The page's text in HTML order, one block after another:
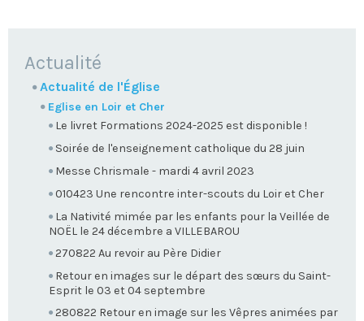
NAVIGATION
Actualité
Actualité de l'Église
Eglise en Loir et Cher
Le livret Formations 2024-2025 est disponible !
Soirée de l'enseignement catholique du 28 juin
Messe Chrismale - mardi 4 avril 2023
010423 Une rencontre inter-scouts du Loir et Cher
La Nativité mimée par les enfants pour la Veillée de
NOËL le 24 décembre a VILLEBAROU
270822 Au revoir au Père Didier
Retour en images sur le départ des sœurs du Saint-
Esprit le 03 et 04 septembre
280822 Retour en image sur les Vêpres animées par